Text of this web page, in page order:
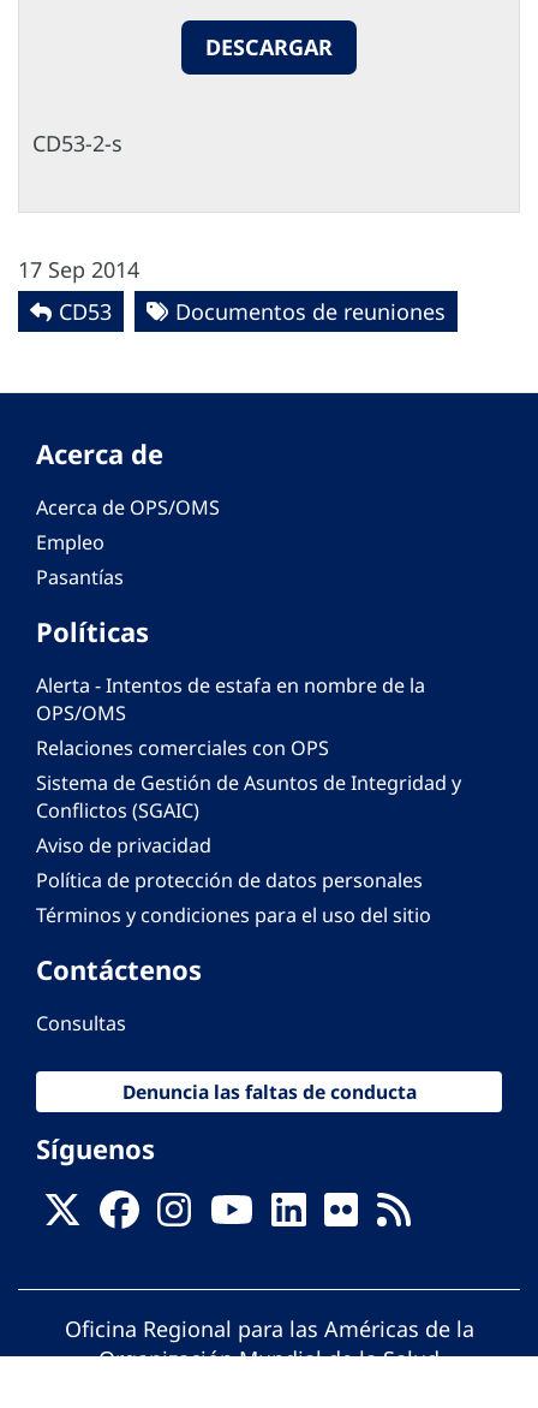
DESCARGAR
CD53-2-s
17 Sep 2014
CD53
Documentos de reuniones
Acerca de
Acerca de OPS/OMS
Empleo
Pasantías
Políticas
Alerta - Intentos de estafa en nombre de la
OPS/OMS
Relaciones comerciales con OPS
Sistema de Gestión de Asuntos de Integridad y
Conflictos (SGAIC)
Aviso de privacidad
Política de protección de datos personales
Términos y condiciones para el uso del sitio
Contáctenos
Consultas
Denuncia las faltas de conducta
Síguenos
Oficina Regional para las Américas de la
Organización Mundial de la Salud